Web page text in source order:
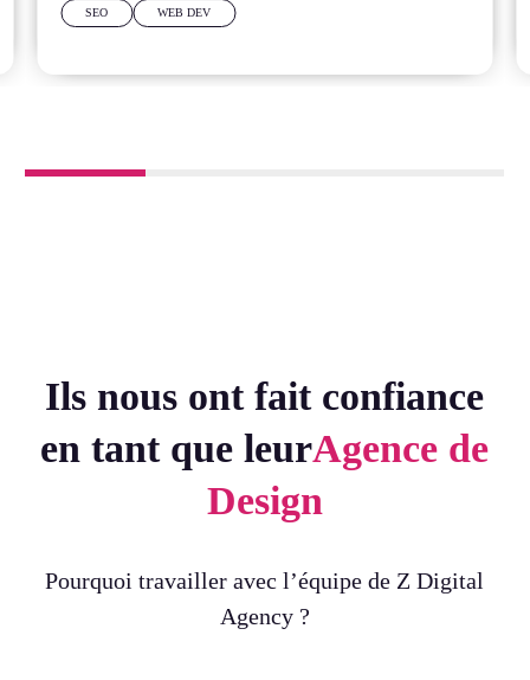
SEO WEB DEV
Ils nous ont fait confiance
en tant que leurAgence de
Design
Pourquoi travailler avec l’équipe de Z Digital
Agency ?